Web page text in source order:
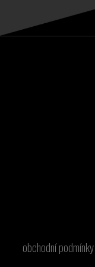
obchodní podmínky